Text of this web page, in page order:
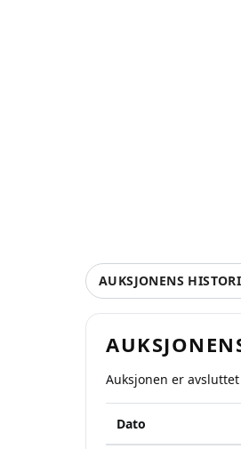
AUKSJONENS
Auksjonen er avsluttet
Dato